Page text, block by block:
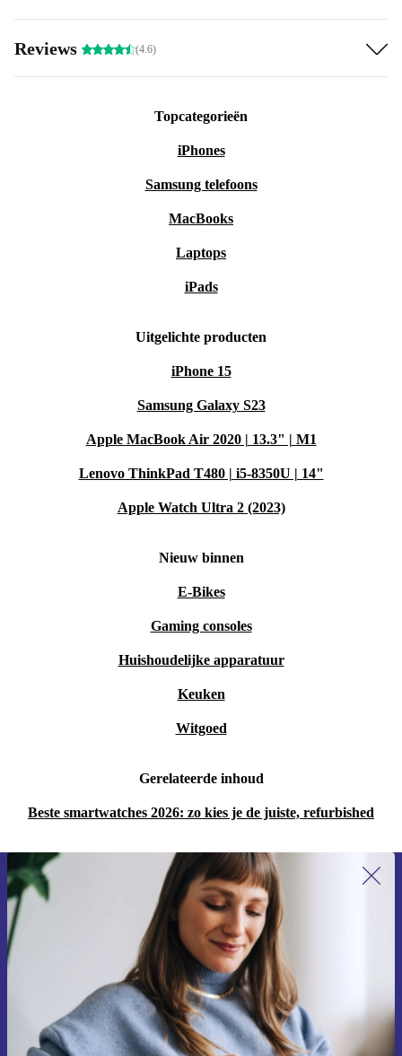
Reviews (4.6)
Topcategorieën
iPhones
Samsung telefoons
MacBooks
Laptops
iPads
Uitgelichte producten
iPhone 15
Samsung Galaxy S23
Apple MacBook Air 2020 | 13.3" | M1
Lenovo ThinkPad T480 | i5-8350U | 14"
Apple Watch Ultra 2 (2023)
Nieuw binnen
E-Bikes
Gaming consoles
Huishoudelijke apparatuur
Keuken
Witgoed
Gerelateerde inhoud
Beste smartwatches 2026: zo kies je de juiste, refurbished
Meld je aan voor onze nieuwsbrief en
ontvang €15 korting!
Mis nooit meer een aanbieding.
Voucher aanvragen